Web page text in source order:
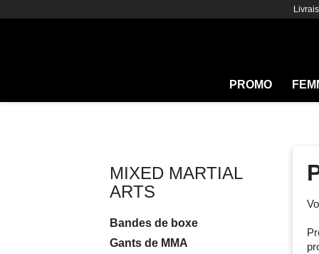
PROMO
MIXED MARTIAL
ARTS
Bandes de boxe
Gants de MMA